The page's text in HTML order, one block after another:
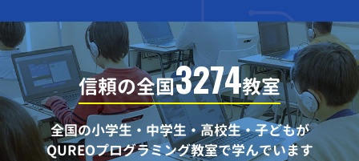
信頼の全国3274教室
全国の小学生・中学生・高校生・子どもが
QUREOプログラミング教室で学んでいます